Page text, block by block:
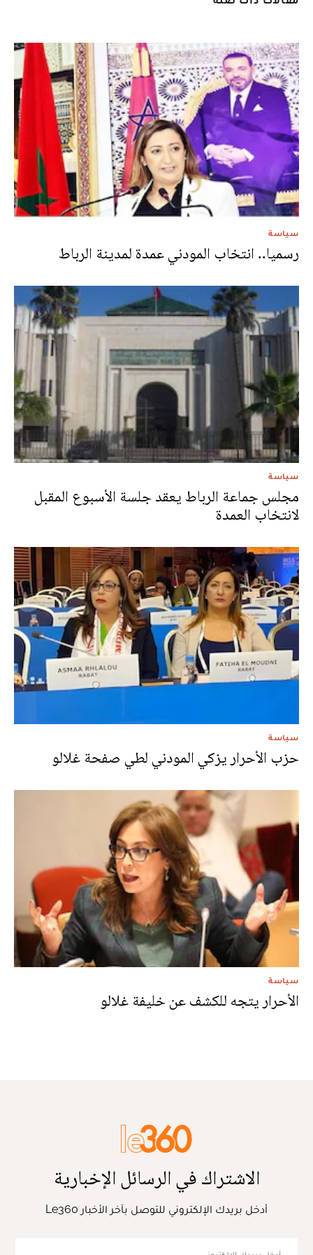
سياسة
رسميا.. انتخاب المودني عمدة لمدينة الرباط
سياسة
مجلس جماعة الرباط يعقد جلسة الأسبوع المقبل
لانتخاب العمدة
سياسة
حزب الأحرار يزكي المودني لطي صفحة غلالو
سياسة
الأحرار يتجه للكشف عن خليفة غلالو
الاشتراك في الرسائل الإخبارية
أدخل بريدك الإلكتروني للتوصل بآخر الأخبار Le360